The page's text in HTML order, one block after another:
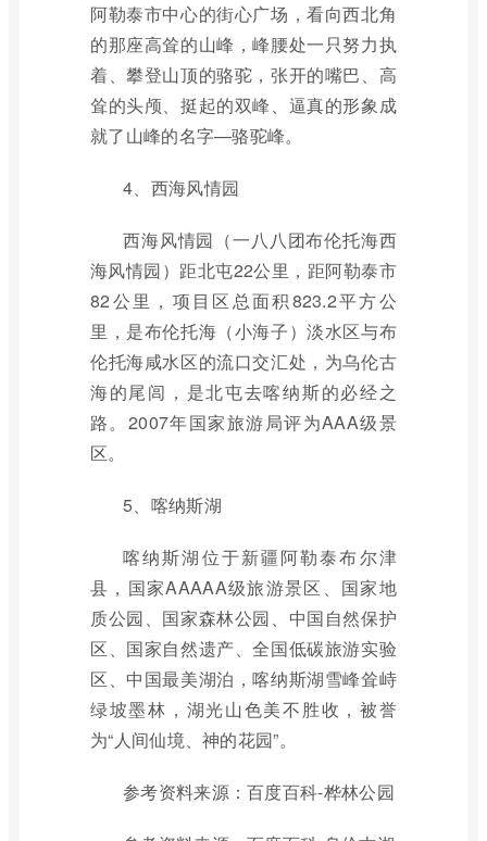
阿勒泰市中心的街心广场，看向西北角
的那座高耸的山峰，峰腰处一只努力执
着、攀登山顶的骆驼，张开的嘴巴、高
耸的头颅、挺起的双峰、逼真的形象成
就了山峰的名字—骆驼峰。
4、西海风情园
西海风情园（一八八团布伦托海西
海风情园）距北屯22公里，距阿勒泰市
82公里，项目区总面积823.2平方公
里，是布伦托海（小海子）淡水区与布
伦托海咸水区的流口交汇处，为乌伦古
海的尾闾，是北屯去喀纳斯的必经之
路。2007年国家旅游局评为AAA级景
区。
5、喀纳斯湖
喀纳斯湖位于新疆阿勒泰布尔津
县，国家AAAAA级旅游景区、国家地
质公园、国家森林公园、中国自然保护
区、国家自然遗产、全国低碳旅游实验
区、中国最美湖泊，喀纳斯湖雪峰耸峙
绿坡墨林，湖光山色美不胜收，被誉
为“人间仙境、神的花园”。
参考资料来源：百度百科-桦林公园